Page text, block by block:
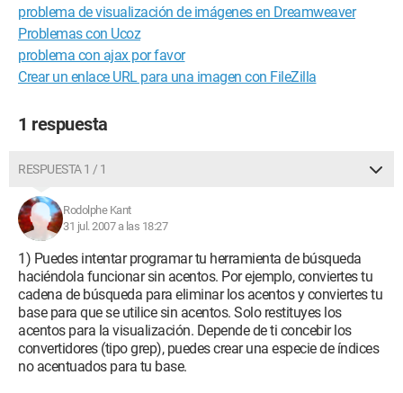
Configuración: Linux Fedora Firefox 1.5.0.10
problema de visualización de imágenes en Dreamweaver
Problemas con Ucoz
problema con ajax por favor
Crear un enlace URL para una imagen con FileZilla
1 respuesta
RESPUESTA 1 / 1
Rodolphe Kant
31 jul. 2007 a las 18:27
1) Puedes intentar programar tu herramienta de búsqueda
haciéndola funcionar sin acentos. Por ejemplo, conviertes tu
cadena de búsqueda para eliminar los acentos y conviertes tu
base para que se utilice sin acentos. Solo restituyes los
acentos para la visualización. Depende de ti concebir los
convertidores (tipo grep), puedes crear una especie de índices
no acentuados para tu base.